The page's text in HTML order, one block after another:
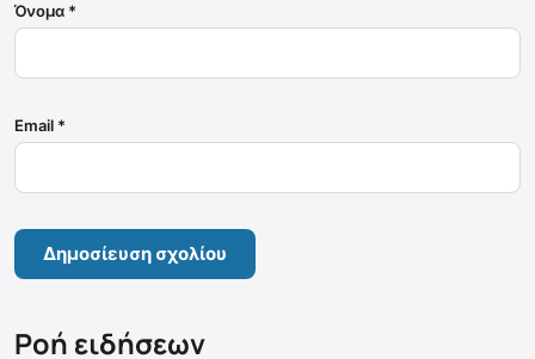
Όνομα *
Email *
Ροή ειδήσεων